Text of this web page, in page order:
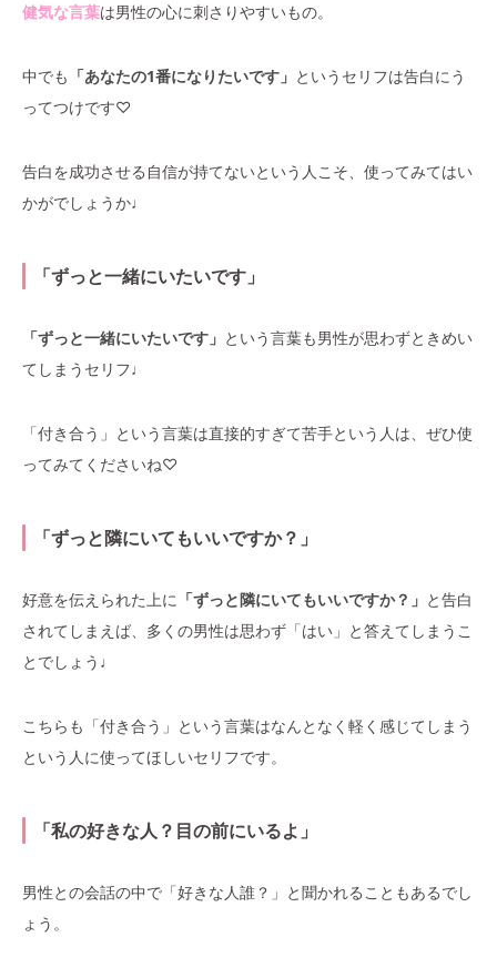
健気な言葉は男性の心に刺さりやすいもの。
中でも 「あなたの1番になりたいです」 というセリフは告白にう
ってつけです♡
告白を成功させる自信が持てないという人こそ、使ってみてはい
かがでしょうか♩
「ずっと一緒にいたいです」
「ずっと一緒にいたいです」 という言葉も男性が思わずときめい
てしまうセリフ♩
「付き合う」という言葉は直接的すぎて苦手という人は、ぜひ使
ってみてくださいね♡
「ずっと隣にいてもいいですか？」
好意を伝えられた上に 「ずっと隣にいてもいいですか？」 と告白
されてしまえば、多くの男性は思わず「はい」と答えてしまうこ
とでしょう♩
こちらも「付き合う」という言葉はなんとなく軽く感じてしまう
という人に使ってほしいセリフです。
「私の好きな人？目の前にいるよ」
男性との会話の中で「好きな人誰？」と聞かれることもあるでし
ょう。